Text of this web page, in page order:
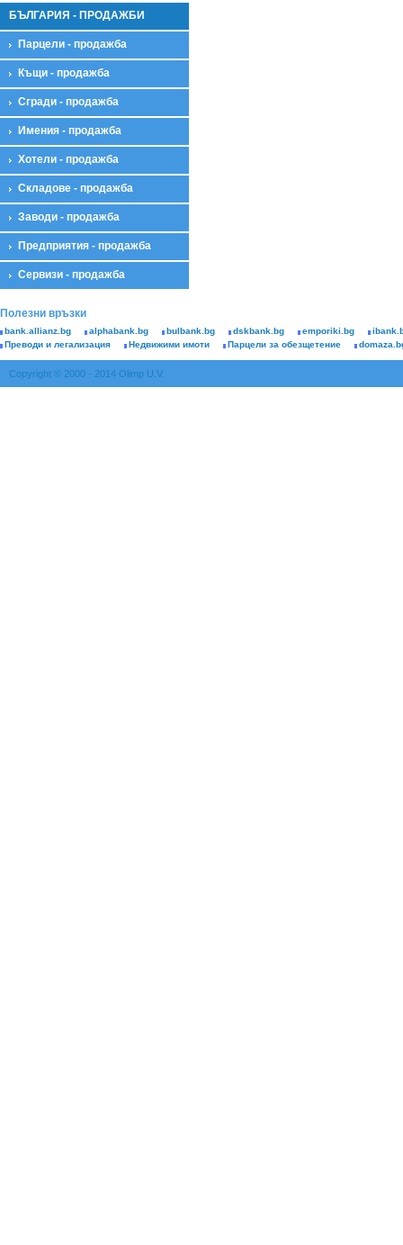
БЪЛГАРИЯ - ПРОДАЖБИ
Парцели - продажба
Къщи - продажба
Сгради - продажба
Имения - продажба
Хотели - продажба
Складове - продажба
Заводи - продажба
Предприятия - продажба
Сервизи - продажба
Полезни връзки
bank.allianz.bg alphabank.bg bulbank.bg dskbank.bg emporiki.bg
Преводи и легализация
Недвижими имоти Парцели за обезщетение
Copyright © 2000 - 2014 Olimp U.V.